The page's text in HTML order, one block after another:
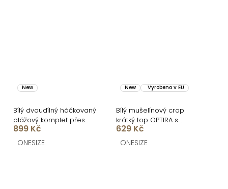
New
Bílý dvoudílný háčkovaný
plážový komplet přes
plavky TESSARO
899 Kč
ONESIZE
New Vyrobeno v EU
Bílý mušelínový crop
krátký top OPTIRA s
dlouhým rukávem
629 Kč
ONESIZE